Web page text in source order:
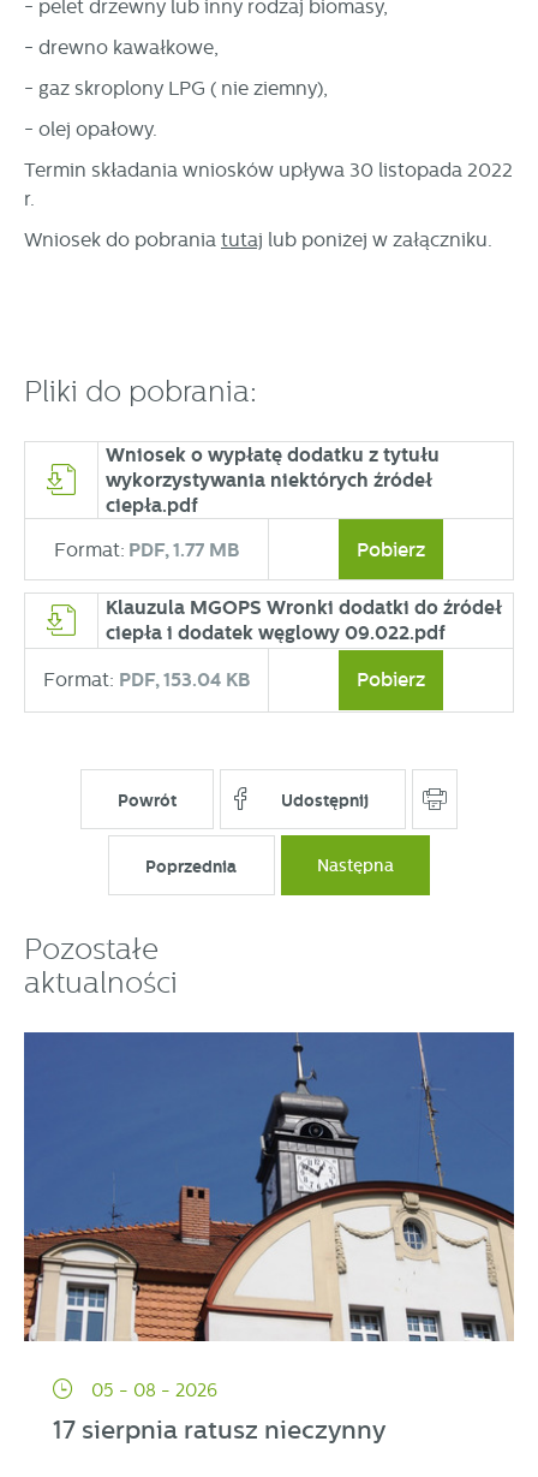
- pelet drzewny lub inny rodzaj biomasy,
- drewno kawałkowe,
- gaz skroplony LPG ( nie ziemny),
- olej opałowy.
Termin składania wniosków upływa 30 listopada 2022
r.
Wniosek do pobrania tutaj lub poniżej w załączniku.
Pliki do pobrania:
Wniosek o wypłatę dodatku z tytułu
wykorzystywania niektórych źródeł
ciepła.pdf
Format: PDF, 1.77 MB Pobierz
Klauzula MGOPS Wronki dodatki do źródeł
ciepła i dodatek węglowy 09.022.pdf
Format: PDF,153.04 KB Pobierz
Powrót Udostępnij
Poprzednia Następna
Pozostałe
aktualności
05 - 08 - 2026
17 sierpnia ratusz nieczynny
stronach podmiotów trzecich lub firm będących naszymi
w charakterze pośredników prezentujących nasze treści w
postaci wiadomości, ofert, komunikatów mediów
społecznościowych.